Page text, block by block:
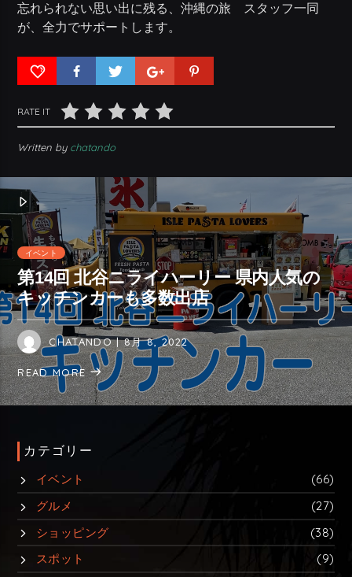
忘れられない思い出に残る、沖縄の旅 スタッフ一同
が、全力でサポートします。
RATE IT
Written by chatando
イベント
第14回 北谷ニライハーリー 県内人気の
キッチンカーも多数出店
CHATANDO| 8月 8, 2022
READ MORE
カテゴリー
イベント
(66)
グルメ
(27)
ショッピング
(38)
スポット
(9)